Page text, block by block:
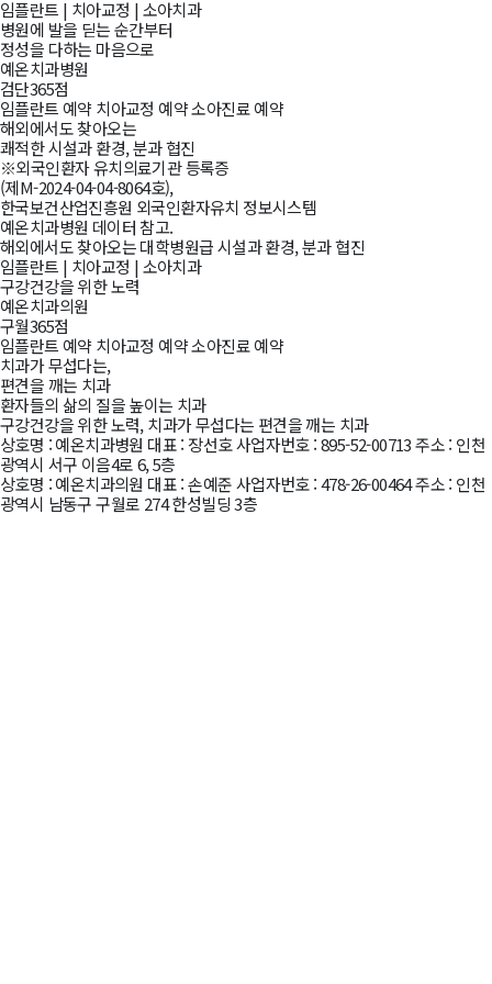
임플란트 | 치아교정 |소아치과
병원에 발을 딛는 순간부터
정성을 다하는 마음으로
예온치과병원
검단365점
임플란트 예약치아교정 예약소아진료 예약
해외에서도 찾아오는
쾌적한 시설과 환경, 분과 협진
※외국인환자 유치의료기관 등록증
(제M-2024-04-04-8064호),
한국보건산업진흥원 외국인환자유치 정보시스템
예온치과병원 데이터 참고.
해외에서도 찾아오는 대학병원급 시설과 환경, 분과 협진
임플란트 | 치아교정 |소아치과
구강건강을 위한 노력
예온치과의원
구월365점
임플란트 예약치아교정 예약소아진료 예약
치과가 무섭다는,
편견을 깨는 치과
환자들의 삶의 질을 높이는 치과
구강건강을 위한 노력, 치과가 무섭다는 편견을 깨는 치과
예온치과 네트워크
상호명 : 예온치과병원 대표 : 장선호사업자번호 : 895-52-00713 주소 : 인천
광역시 서구 이음4로 6, 5층
상호명 : 예온치과의원 대표 : 손예준사업자번호 : 478-26-00464주소 : 인천
광역시 남동구 구월로 274 한성빌딩 3층